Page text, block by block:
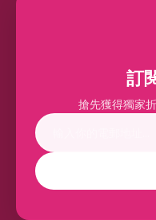
訂
搶先獲得獨家